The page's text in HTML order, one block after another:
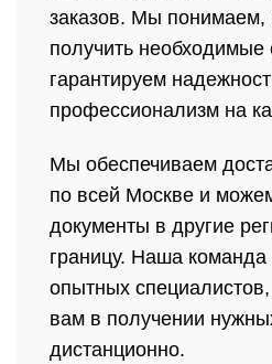
заказов. Мы понимаем,
получить необходимые
гарантируем
профессионализм на
Мы обеспечиваем
по всей Москве и
документы в другие
границу. Наша команда
опытных
вам в получении
дистанционно.